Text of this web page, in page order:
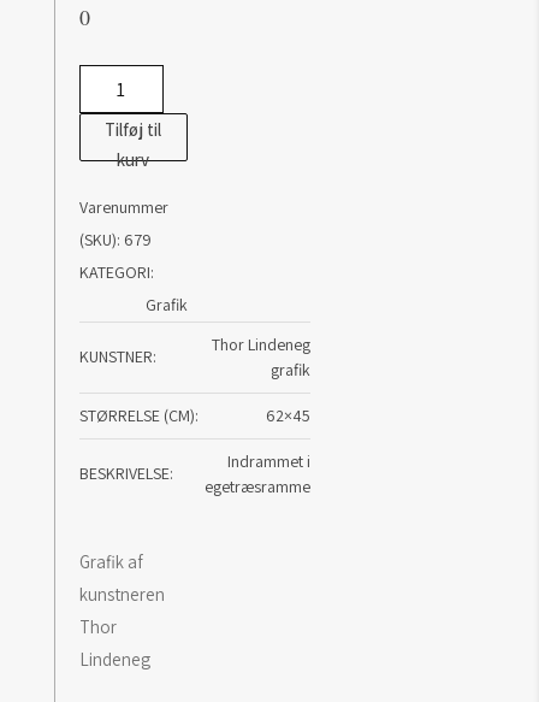
0
Grafik
af
U/t
antal
Tilføj til
kurv
Varenummer
(SKU): 679
KATEGORI:
Grafik
KUNSTNER
Thor Lindeneg
grafik
STØRRELSE (CM) 62×45
BESKRIVELSE
Indrammet i
egetræsramme
Grafik af
kunstneren
Thor
Lindeneg